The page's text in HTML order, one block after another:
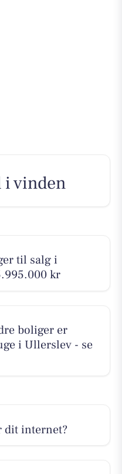
i vinden
til salg i
kr
boliger er
i Ullerslev - se
dit internet?